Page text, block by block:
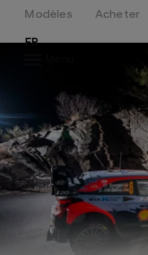
Modèles Acheter
FR